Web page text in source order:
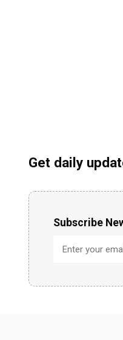
Get daily
Subscribe